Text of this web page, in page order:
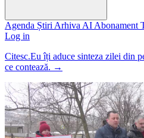
Agenda Știri Arhiva AI Abonament
Log in
Citesc.Eu îți aduce sinteza zilei din
ce contează. →